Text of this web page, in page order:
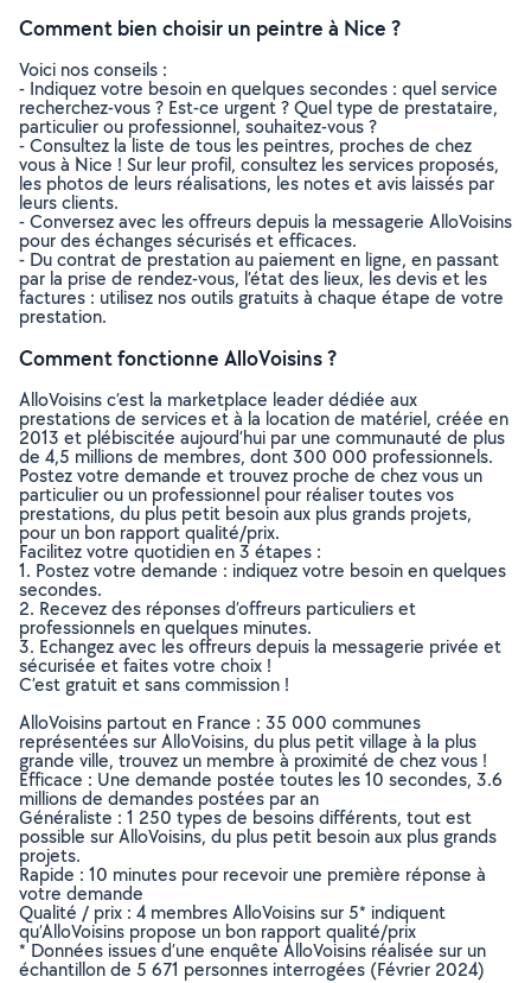
Comment bien choisir un peintre à Nice ?
Voici nos conseils :
- Indiquez votre besoin en quelques secondes : quel service
recherchez-vous ? Est-ce urgent ? Quel type de prestataire,
particulier ou professionnel, souhaitez-vous ?
- Consultez la liste de tous les peintres, proches de chez
vous à Nice ! Sur leur profil, consultez les services proposés,
les photos de leurs réalisations, les notes et avis laissés par
leurs clients.
- Conversez avec les offreurs depuis la messagerie AlloVoisins
pour des échanges sécurisés et efficaces.
- Du contrat de prestation au paiement en ligne, en passant
par la prise de rendez-vous, l’état des lieux, les devis et les
factures : utilisez nos outils gratuits à chaque étape de votre
prestation.
Comment fonctionne AlloVoisins ?
AlloVoisins c’est la marketplace leader dédiée aux
prestations de services et à la location de matériel, créée en
2013 et plébiscitée aujourd’hui par une communauté de plus
de 4,5 millions de membres, dont 300 000 professionnels.
Postez votre demande et trouvez proche de chez vous un
particulier ou un professionnel pour réaliser toutes vos
prestations, du plus petit besoin aux plus grands projets,
pour un bon rapport qualité/prix.
Facilitez votre quotidien en 3 étapes :
1. Postez votre demande : indiquez votre besoin en quelques
secondes.
2. Recevez des réponses d’offreurs particuliers et
professionnels en quelques minutes.
3. Echangez avec les offreurs depuis la messagerie privée et
sécurisée et faites votre choix !
C’est gratuit et sans commission !
AlloVoisins partout en France : 35 000 communes
représentées sur AlloVoisins, du plus petit village à la plus
grande ville, trouvez un membre à proximité de chez vous !
Efficace : Une demande postée toutes les 10 secondes, 3.6
millions de demandes postées par an
Généraliste : 1 250 types de besoins différents, tout est
possible sur AlloVoisins, du plus petit besoin aux plus grands
projets.
Rapide : 10 minutes pour recevoir une première réponse à
votre demande
Qualité / prix : 4 membres AlloVoisins sur 5* indiquent
qu’AlloVoisins propose un bon rapport qualité/prix
* Données issues d’une enquête AlloVoisins réalisée sur un
échantillon de 5 671 personnes interrogées (Février 2024)